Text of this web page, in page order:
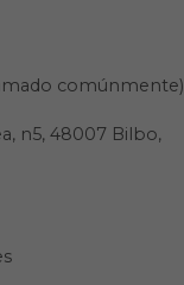
comúnmente)
n5, 48007 Bilbo,